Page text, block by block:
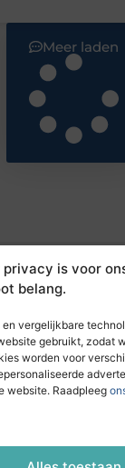
privacy is voor
belang.
vergelijkbare
gebruikt, zodat
worden voor
website. Raadpleeg
Meer laden
nieuwe
kennis, inspiratie en